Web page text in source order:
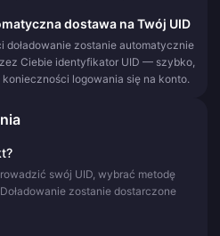
dostawa na Twój UID
doładowanie zostanie automatycznie
Ciebie identyfikator UID — szybko,
logowania się na konto.
swój UID, wybrać metodę
zostanie dostarczone